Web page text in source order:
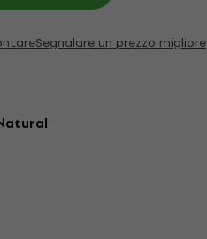
Segnalare un prezzo migliore